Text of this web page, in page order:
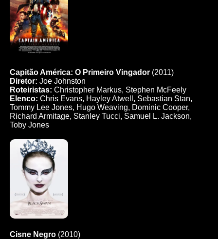
Capitão América: O Primeiro Vingador (2011)
Diretor: Joe Johnston
Roteiristas: Christopher Markus, Stephen McFeely
Elenco: Chris Evans, Hayley Atwell, Sebastian Stan,
Tommy Lee Jones, Hugo Weaving, Dominic Cooper,
Richard Armitage, Stanley Tucci, Samuel L. Jackson,
Toby Jones
Cisne Negro (2010)